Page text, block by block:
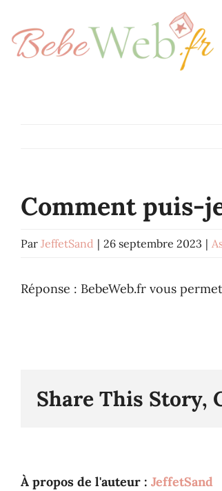
au
contenu
Comment puis-
Par JeffetSand | 26 septembre 2023 |
Réponse : BebeWeb.fr vous
Share This Story,
À propos de l'auteur : JeffetSand